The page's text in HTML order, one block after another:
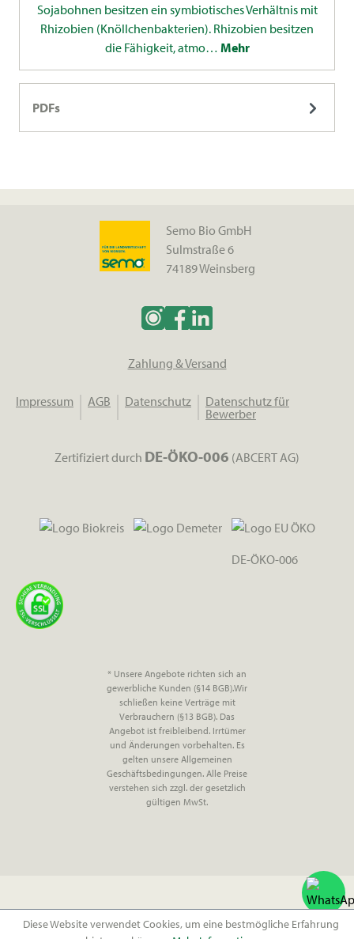
Sojabohnen besitzen ein symbiotisches Verhältnis mit
Rhizobien (Knöllchenbakterien). Rhizobien besitzen
die Fähigkeit, atmo… Mehr
PDFs
Semo Bio GmbH
Sulmstraße 6
74189 Weinsberg
Zahlung & Versand
Impressum AGB Datenschutz
Datenschutz für
Bewerber
Zertifiziert durch DE-ÖKO-006 (ABCERT AG)
DE-ÖKO-006
* Unsere Angebote richten sich an
gewerbliche Kunden (§14 BGB).Wir
schließen keine Verträge mit
Verbrauchern (§13 BGB). Das
Angebot ist freibleibend. Irrtümer
und Änderungen vorbehalten. Es
gelten unsere Allgemeinen
Geschäftsbedingungen. Alle Preise
verstehen sich zzgl. der gesetzlich
gültigen MwSt.
Diese Website verwendet Cookies, um eine bestmögliche Erfahrung